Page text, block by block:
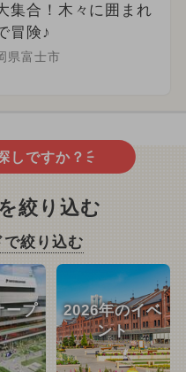
集合！木々に囲まれ
冒険♪
県富士市
しですか？
絞り込む
で絞り込む
ープ
2026年のイベ
ント